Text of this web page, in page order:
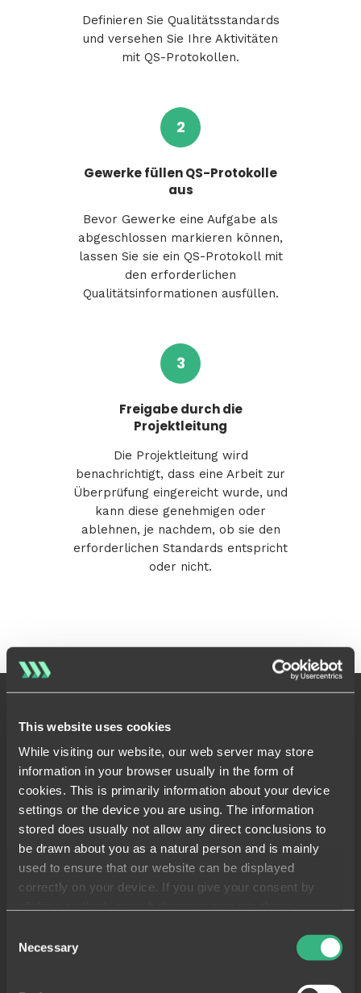
This website uses cookies
While visiting our website, our web server may store
information in your browser usually in the form of
cookies. This is primarily information about your device
settings or the device you are using. The information
stored does usually not allow any direct conclusions to
be drawn about you as a natural person and is mainly
used to ensure that our website can be displayed
correctly on your device. If you give your consent by
revocable and is valid for a limited period of time. The
cookies we use may be transferred to so-called third
countries. Your consent also extends to such transfers
Selection
Necessary
Definieren Sie Qualitätsstandards
und versehen Sie Ihre Aktivitäten
mit QS-Protokollen.
2
Gewerke füllen QS-Protokolle
aus
Bevor Gewerke eine Aufgabe als
abgeschlossen markieren können,
lassen Sie sie ein QS-Protokoll mit
den erforderlichen
Qualitätsinformationen ausfüllen.
3
Freigabe durch die
Projektleitung
Die Projektleitung wird
benachrichtigt, dass eine Arbeit zur
Überprüfung eingereicht wurde, und
kann diese genehmigen oder
ablehnen, je nachdem, ob sie den
erforderlichen Standards entspricht
oder nicht.
Arbeitsabläufe, die
für Sie
funktionieren
Planen Sie detaillierte Arbeitsabläufe
und fügen Sie jeder Aktivität QS-
Protokolle hinzu. Wenn Sie dann die
Aktivitäten in Sablono vorantreiben,